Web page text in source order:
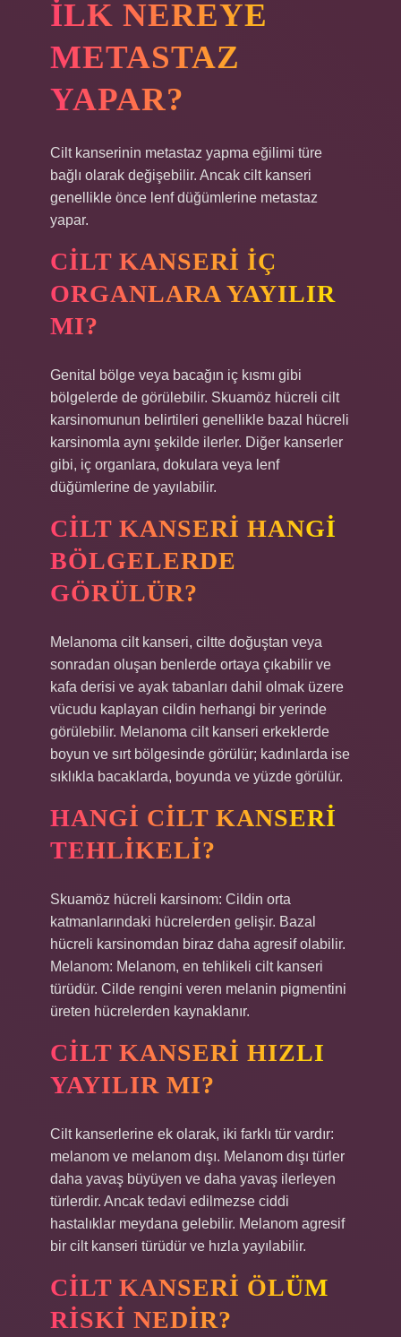
ILK NEREYE
METASTAZ
YAPAR?
Cilt kanserinin metastaz yapma eğilimi türe
bağlı olarak değişebilir. Ancak cilt kanseri
genellikle önce lenf düğümlerine metastaz
yapar.
CILT KANSERI IÇ
ORGANLARA YAYILIR
MI?
Genital bölge veya bacağın iç kısmı gibi
bölgelerde de görülebilir. Skuamöz hücreli cilt
karsinomunun belirtileri genellikle bazal hücreli
karsinomla aynı şekilde ilerler. Diğer kanserler
gibi, iç organlara, dokulara veya lenf
düğümlerine de yayılabilir.
CILT KANSERI HANGI
BÖLGELERDE
GÖRÜLÜR?
Melanoma cilt kanseri, ciltte doğuştan veya
sonradan oluşan benlerde ortaya çıkabilir ve
kafa derisi ve ayak tabanları dahil olmak üzere
vücudu kaplayan cildin herhangi bir yerinde
görülebilir. Melanoma cilt kanseri erkeklerde
boyun ve sırt bölgesinde görülür; kadınlarda ise
sıklıkla bacaklarda, boyunda ve yüzde görülür.
HANGI CILT KANSERI
TEHLIKELI?
Skuamöz hücreli karsinom: Cildin orta
katmanlarındaki hücrelerden gelişir. Bazal
hücreli karsinomdan biraz daha agresif olabilir.
Melanom: Melanom, en tehlikeli cilt kanseri
türüdür. Cilde rengini veren melanin pigmentini
üreten hücrelerden kaynaklanır.
CILT KANSERI HIZLI
YAYILIR MI?
Cilt kanserlerine ek olarak, iki farklı tür vardır:
melanom ve melanom dışı. Melanom dışı türler
daha yavaş büyüyen ve daha yavaş ilerleyen
türlerdir. Ancak tedavi edilmezse ciddi
hastalıklar meydana gelebilir. Melanom agresif
bir cilt kanseri türüdür ve hızla yayılabilir.
CILT KANSERI ÖLÜM
RISKI NEDIR?